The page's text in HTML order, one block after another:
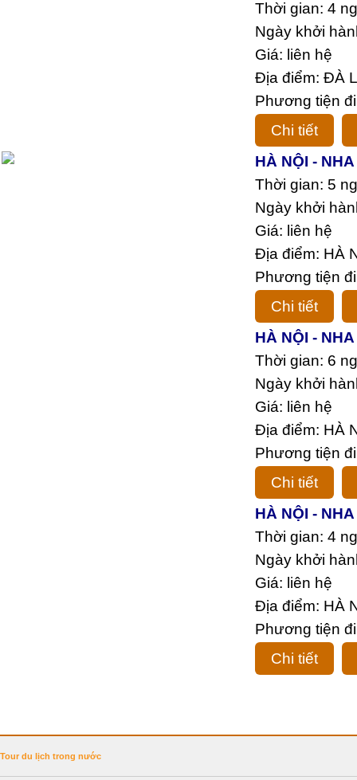
Thời gian: 4
Ngày khởi
Giá: liên hệ
Địa điểm: ĐÀ
Phương tiện
Chi tiết
HÀ NỘI -
Thời gian: 5
Ngày khởi
Giá: liên hệ
Địa điểm: HÀ
Phương tiện
Chi tiết
HÀ NỘI -
Thời gian: 6
Ngày khởi
Giá: liên hệ
Địa điểm: HÀ
Phương tiện
Chi tiết
HÀ NỘI -
Thời gian: 4
Ngày khởi
Giá: liên hệ
Địa điểm: HÀ
Phương tiện
Chi tiết
Tour du lịch trong nước